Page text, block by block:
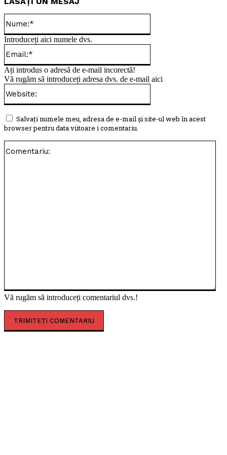
Vă rugăm să introduceți comentariul dvs.!
Introduceți aici numele dvs.
Ați introdus o adresă de e-mail incorectă!
Vă rugăm să introduceți adresa dvs. de e-mail aici
Salvați numele meu, adresa de e-mail și site-ul web în acest
browser pentru data viitoare i comentariu.